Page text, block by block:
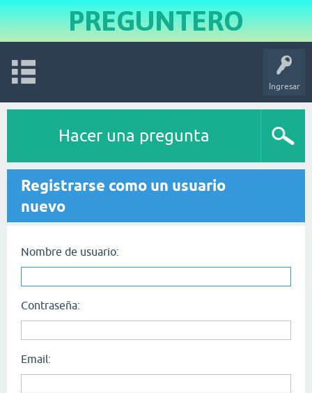
PREGUNTERO
Ingresar
Hacer una pregunta
Registrarse como un usuario
nuevo
Nombre de usuario:
Contraseña:
Email: